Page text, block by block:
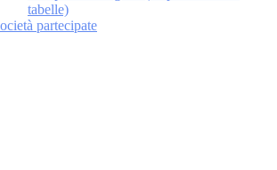
tabelle)
partecipate